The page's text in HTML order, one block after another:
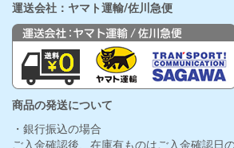
運送会社：ヤマト運輸/佐川急便
商品の発送について
・銀行振込の場合
ご入金確認後、在庫有ものはご入金確認日